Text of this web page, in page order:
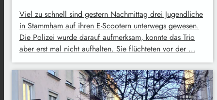
Viel zu schnell sind gestern Nachmittag drei Jugendliche
in Stammham auf ihren E-Scootern unterwegs gewesen.
Die Polizei wurde darauf aufmerksam, konnte das Trio
aber erst mal nicht aufhalten. Sie flüchteten vor der …